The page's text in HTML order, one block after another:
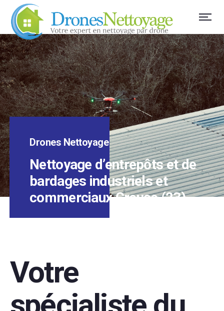
Drones Nettoyage
Nettoyage d’entrepôts et de
bardages industriels et
commerciaux Creuse (23)
Votre